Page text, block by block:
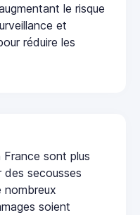
le risque
et
réduire les
France sont plus
secousses
nombreux
soient